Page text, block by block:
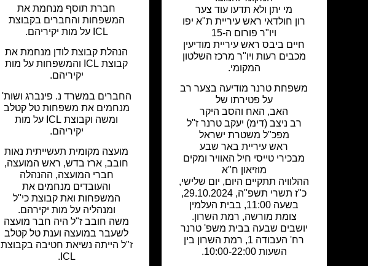
מי יתן ולא תדעו עוד צער
רון חולדאי ראש עיריית ת"א יפו
ויו"ר פורום ה-15
חיים ביבס ראש עיריית מודיעין
מכבים רעות ויו"ר מרכז השלטון
המקומי.
משפחת טרנר מודיעה בצער רב
על פטירתו של
האב, האח והסב היקר
רב ניצב (דימ) יעקב טרנר ז"ל
מפכ"ל משטרת ישראל
ראש עיריית באר שבע
מבכירי טייסי חיל האוויר ומקים
מוזיאון ח"א
ההלוויה תתקיים היום, יום שלישי,
כ"ז תשרי תשפ"ה, 29.10.2024,
בשעה 11:00, בבית העלמין
צומת מורשה, רמת השרון.
יושבים שבעה בבית משפ' טרנר
רח' העבודה 1, רמת השרון בין
השעות 10:00-22:00.
חברת תוסף מנחמת את
המשפחות והחברים בקבוצת
ICL על מות יקיריהם.
הנהלת קבוצת לודן מנחמת את
קבוצת ICL והמשפחות על מות
יקיריהם.
החברים במשרד נ. פינברג ושות'
מנחמים את משפחות טל קטלב
ומשה וקבוצת ICL על מות
יקיריהם.
מועצה מקומית תעשייתית נאות
חובב, ארז בדש, ראש המועצה,
חברי המועצה, ההנהלה
והעובדים מנחמים את
המשפחות ואת קבוצת כי"ל
ומנהליה על מות יקירהם.
משה חובב ז"ל היה חבר מועצה
לשעבר במועצה וענת טל קטלב
ז"ל הייתה נשיאת חטיבה בקבוצת
ICL.